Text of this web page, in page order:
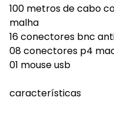
100 metros de cabo
malha
16 conectores bnc
08 conectores p4
01 mouse usb
características